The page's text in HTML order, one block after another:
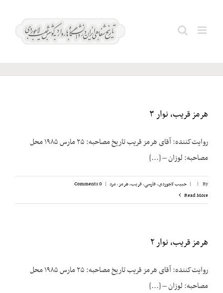
دربار
هرمز قریب، نوار ۳
روایت‌کننده: آقای هرمز قریب تاریخ مصاحبه: ۲۵ مارس ۱۹۸۵ محل
مصاحبه: لوزان – [...]
By
|
| حبیب لاجوردی,فارسی,قریب، هرمز,مرد |
0 Comments
Read More
هرمز قریب، نوار ۲
روایت‌کننده: آقای هرمز قریب تاریخ مصاحبه: ۲۵ مارس ۱۹۸۵ محل
مصاحبه: لوزان – [...]